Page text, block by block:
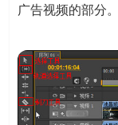
广告视频的部分。